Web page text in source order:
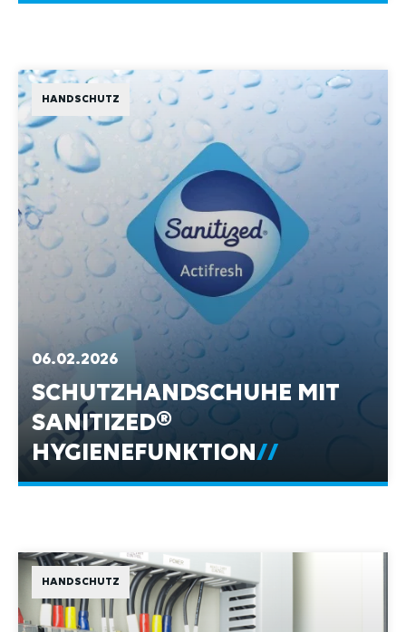
HANDSCHUTZ
06.02.2026
SCHUTZHANDSCHUHE MIT
SANITIZED®
HYGIENEFUNKTION
HANDSCHUTZ